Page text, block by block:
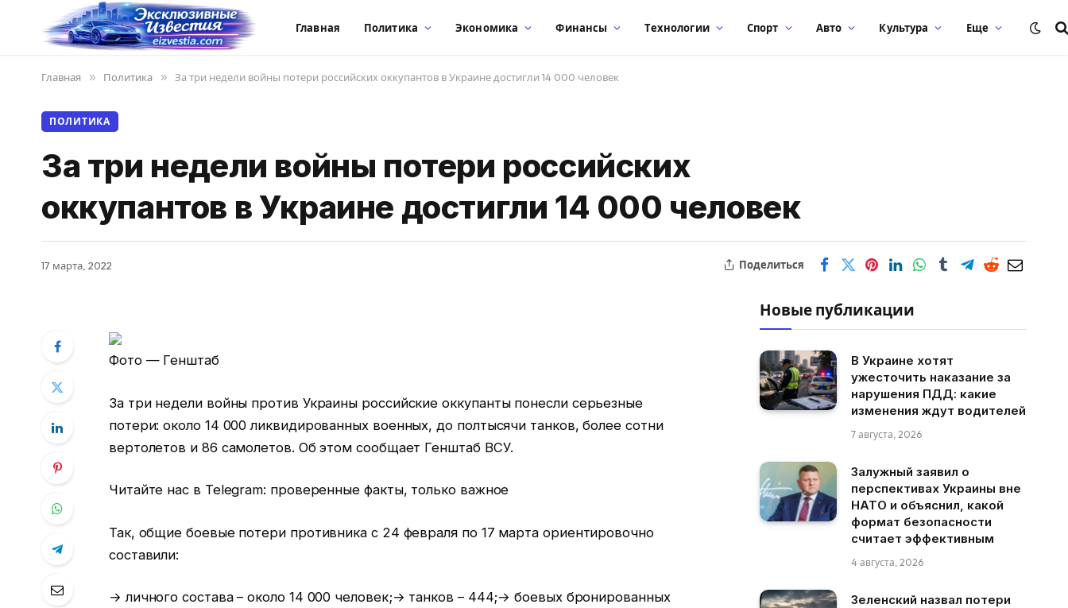
Главная Политика Экономика Финансы Технологии Спорт Авто Культура Еще
Главная » Политика » За три недели войны потери российских оккупантов в Украине достигли 14 000 человек
ПОЛИТИКА
За три недели войны потери российских
оккупантов в Украине достигли 14 000 человек
17 марта, 2022 Поделиться
Фото — Генштаб
За три недели войны против Украины российские оккупанты понесли серьезные
потери: около 14 000 ликвидированных военных, до полтысячи танков, более сотни
вертолетов и 86 самолетов. Об этом сообщает Генштаб ВСУ.
Читайте нас в Telegram: проверенные факты, только важное
Так, общие боевые потери противника с 24 февраля по 17 марта ориентировочно
составили:
→ личного состава – около 14 000 человек;→ танков – 444;→ боевых бронированных
Новые публикации
В Украине хотят
ужесточить наказание за
нарушения ПДД: какие
изменения ждут водителей
7 августа, 2026
Залужный заявил о
перспективах Украины вне
НАТО и объяснил, какой
формат безопасности
считает эффективным
4 августа, 2026
Зеленский назвал потери